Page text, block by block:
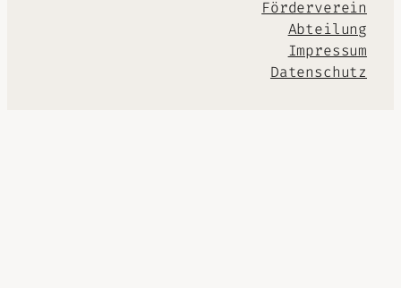
Förderverein
Abteilung
Impressum
Datenschutz